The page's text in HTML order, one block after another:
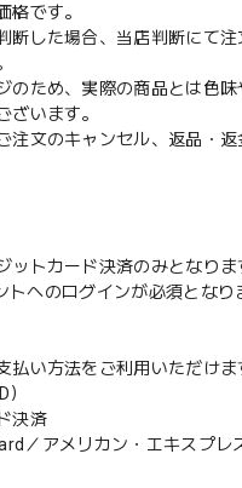
格です。
断した場合、当店判断にて
のため、実際の商品とは色
ざいます。
注文のキャンセル、返品・
ットカード決済のみとなりま
トへのログインが必須となり
払い方法をご利用いただけま
決済
アメリカン・エキスプレ